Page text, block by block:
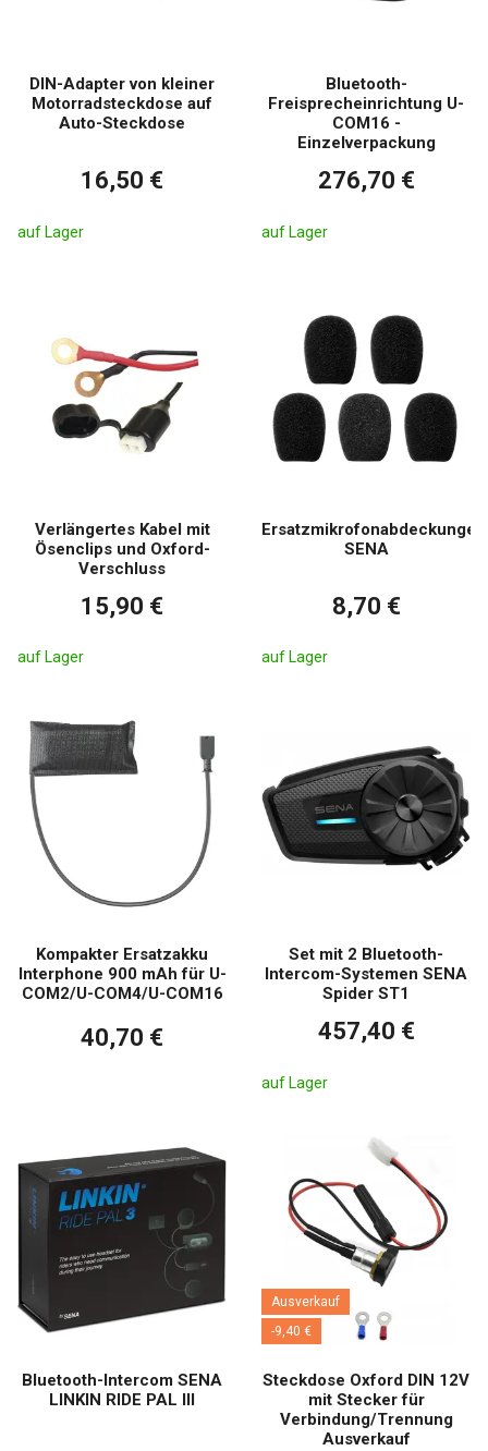
DIN-Adapter von kleiner
Motorradsteckdose auf
Auto-Steckdose
16,50 €
auf Lager
Bluetooth-
Freisprecheinrichtung U-
COM16 -
Einzelverpackung
276,70 €
auf Lager
Verlängertes Kabel mit
Ösenclips und Oxford-
Verschluss
15,90 €
auf Lager
Ersatzmikrofonabdeckungen
SENA
8,70 €
auf Lager
Kompakter Ersatzakku
Interphone 900 mAh für U-
COM2/U-COM4/U-COM16
40,70 €
Set mit 2 Bluetooth-
Intercom-Systemen SENA
Spider ST1
457,40 €
auf Lager
Bluetooth-Intercom SENA
LINKIN RIDE PAL III
Ausverkauf
-9,40 €
Steckdose Oxford DIN 12V
mit Stecker für
Verbindung/Trennung
Ausverkauf